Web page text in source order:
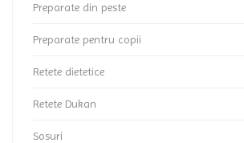
Preparate din peste
Preparate pentru copii
Retete dietetice
Retete Dukan
Sosuri